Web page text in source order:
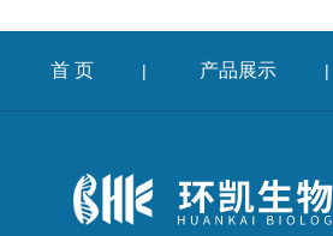
首 页 | 产品展示 |